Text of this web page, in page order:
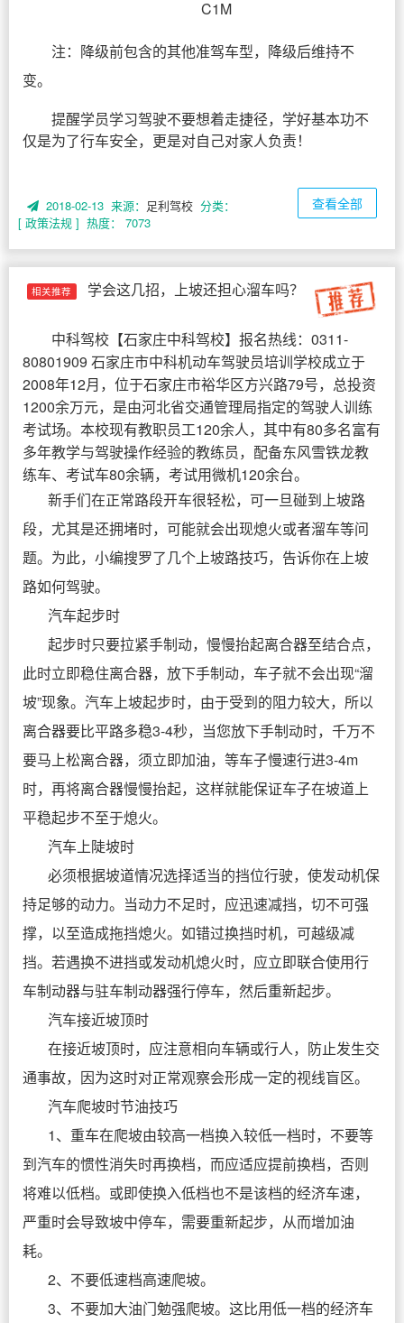
C1M
注：降级前包含的其他准驾车型，降级后维持不
变。
提醒学员学习驾驶不要想着走捷径，学好基本功不
仅是为了行车安全，更是对自己对家人负责！
2018-02-13 来源： 足利驾校 分类：
[ 政策法规 ] 热度： 7073
查看全部
相关推荐 学会这几招，上坡还担心溜车吗？
中科驾校 【石家庄中科驾校】报名热线：0311-
80801909 石家庄市中科机动车驾驶员培训学校成立于
2008年12月，位于石家庄市裕华区方兴路79号，总投资
1200余万元，是由河北省交通管理局指定的驾驶人训练
考试场。本校现有教职员工120余人，其中有80多名富有
多年教学与驾驶操作经验的教练员，配备东风雪铁龙教
练车、考试车80余辆，考试用微机120余台。
新手们在正常路段开车很轻松，可一旦碰到上坡路
段，尤其是还拥堵时，可能就会出现熄火或者溜车等问
题。为此，小编搜罗了几个上坡路技巧，告诉你在上坡
路如何驾驶。
汽车起步时
起步时只要拉紧手制动，慢慢抬起离合器至结合点，
此时立即稳住离合器，放下手制动，车子就不会出现“溜
坡”现象。汽车上坡起步时，由于受到的阻力较大，所以
离合器要比平路多稳3-4秒，当您放下手制动时，千万不
要马上松离合器，须立即加油，等车子慢速行进3-4m
时，再将离合器慢慢抬起，这样就能保证车子在坡道上
平稳起步不至于熄火。
汽车上陡坡时
必须根据坡道情况选择适当的挡位行驶，使发动机保
持足够的动力。当动力不足时，应迅速减挡，切不可强
撑，以至造成拖挡熄火。如错过换挡时机，可越级减
挡。若遇换不进挡或发动机熄火时，应立即联合使用行
车制动器与驻车制动器强行停车，然后重新起步。
汽车接近坡顶时
在接近坡顶时，应注意相向车辆或行人，防止发生交
通事故，因为这时对正常观察会形成一定的视线盲区。
汽车爬坡时节油技巧
1、重车在爬坡由较高一档换入较低一档时，不要等
到汽车的惯性消失时再换档，而应适应提前换档，否则
将难以低档。或即使换入低档也不是该档的经济车速，
严重时会导致坡中停车，需要重新起步，从而增加油
耗。
2、不要低速档高速爬坡。
3、不要加大油门勉强爬坡。这比用低一档的经济车